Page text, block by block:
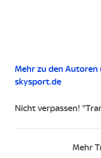
Mehr zu den
skysport.de
Nicht verpassen!
Mehr